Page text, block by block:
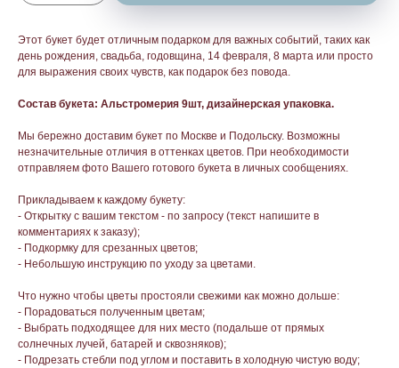
Этот букет будет отличным подарком для важных событий, таких как
день рождения, свадьба, годовщина, 14 февраля, 8 марта или просто
для выражения своих чувств, как подарок без повода.
Состав букета: Альстромерия 9шт, дизайнерская упаковка.
Мы бережно доставим букет по Москве и Подольску. Возможны
незначительные отличия в оттенках цветов. При необходимости
отправляем фото Вашего готового букета в личных сообщениях.
Прикладываем к каждому букету:
- Открытку с вашим текстом - по запросу (текст напишите в
комментариях к заказу);
- Подкормку для срезанных цветов;
- Небольшую инструкцию по уходу за цветами.
Что нужно чтобы цветы простояли свежими как можно дольше:
- Порадоваться полученным цветам;
- Выбрать подходящее для них место (подальше от прямых
солнечных лучей, батарей и сквозняков);
- Подрезать стебли под углом и поставить в холодную чистую воду;